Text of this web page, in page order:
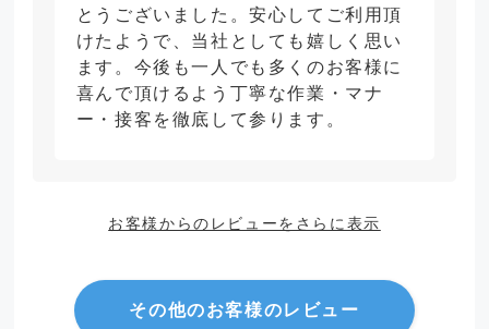
とうございました。安心してご利用頂
けたようで、当社としても嬉しく思い
ます。今後も一人でも多くのお客様に
喜んで頂けるよう丁寧な作業・マナ
ー・接客を徹底して参ります。
お客様からのレビューをさらに表示
その他のお客様のレビュー